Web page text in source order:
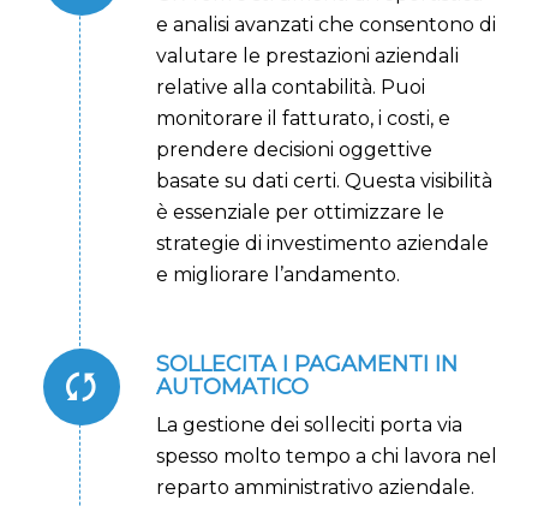
e analisi avanzati che consentono di
valutare le prestazioni aziendali
relative alla contabilità. Puoi
monitorare il fatturato, i costi, e
prendere decisioni oggettive
basate su dati certi. Questa visibilità
è essenziale per ottimizzare le
strategie di investimento aziendale
e migliorare l’andamento.
SOLLECITA I PAGAMENTI IN
AUTOMATICO
La gestione dei solleciti porta via
spesso molto tempo a chi lavora nel
reparto amministrativo aziendale.